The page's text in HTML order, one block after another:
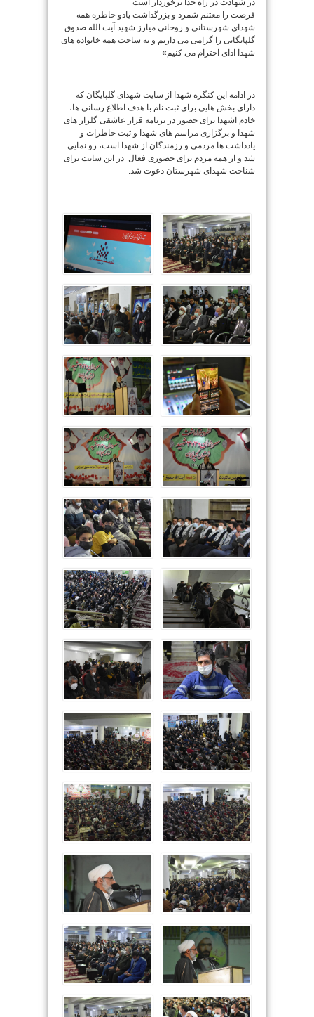
فرصت را مغتنم شمرد و بزرگداشت یادو خاطره همه
شهدای شهرستانی و روحانی میارز شهید آیت الله صدوق
گلپایگانی را گرامی می داریم و به ساحت همه خانواده های
شهدا ادای احترام می کنیم»
در ادامه این کنگره شهدا از سایت شهدای گلپایگان که
دارای بخش هایی برای ثبت نام با هدف اطلاع رسانی ها،
خادم اشهدا برای حضور در برنامه قرار عاشقی گلزار های
شهدا و برگزاری مراسم های شهدا و ثبت خاطرات و
یادداشت ها مردمی و رزمندگان از شهدا است، رو نمایی
شد و از همه مردم برای حضوری فعال در این سایت برای
شناخت شهدای شهرستان دعوت شد.